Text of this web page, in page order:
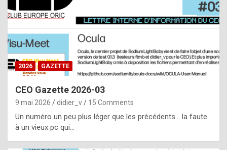
t
a
s
i
e
f
2026 GAZETTE
CEO Gazette 2026-03
9 mai 2026 didier_v 15 Comments
Un numéro un peu plus léger que les précédents… la faute
à un vieux pc qui…